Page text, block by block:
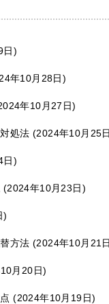
日
年10月28日
年10月27日
処法 2024年10月25日
日
2024年10月23日
方法 2024年10月21日
月20日
点 2024年10月19日